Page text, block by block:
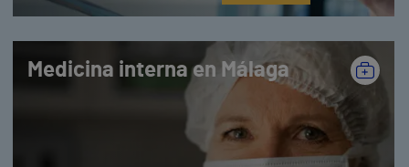
Medicina interna en Málaga